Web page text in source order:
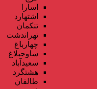
اسارا
اشتهارد
تنکمان
تهراندشت
چهارباغ
ساوجبلاغ
سعیدآباد
هشتگرد
طالقان